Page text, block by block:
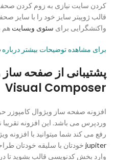
کردن سایت نیازی به زوم کردن
قالب ژوپیتر سایز خود را با سایز
واکنشگرایی برای سئوی وبسایت هم
برای مشاهده توضیحات بیشتر درباره
پشتیبانی از صفحه ساز
Visual Composer
افزونه صفحه ساز ویژوال کامپوزر
وردپرس می باشد. این افزونه تقریبا
رفع می کند شما میتوانید با افزونه
jupiter خودتان با سلیقه خودتان
وارد بخش کدنویسی قالب بشوید تا